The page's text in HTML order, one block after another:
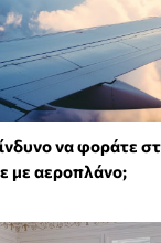
να φοράτε
με αεροπλάνο;